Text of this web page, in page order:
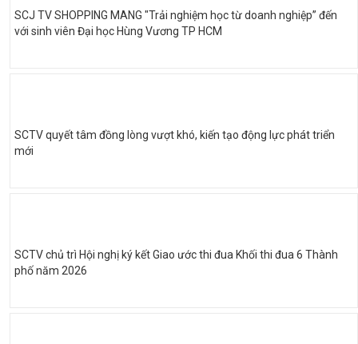
SCJ TV SHOPPING MANG "Trải nghiệm học từ doanh nghiệp” đến
với sinh viên Đại học Hùng Vương TP HCM
SCTV quyết tâm đồng lòng vượt khó, kiến tạo động lực phát triển
mới
SCTV chủ trì Hội nghị ký kết Giao ước thi đua Khối thi đua 6 Thành
phố năm 2026